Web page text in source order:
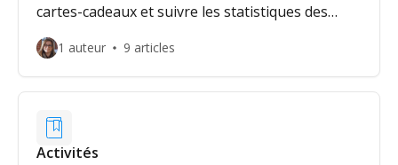
cartes-cadeaux et suivre les statistiques des
utilisateurs.
1 auteur 9 articles
Activités